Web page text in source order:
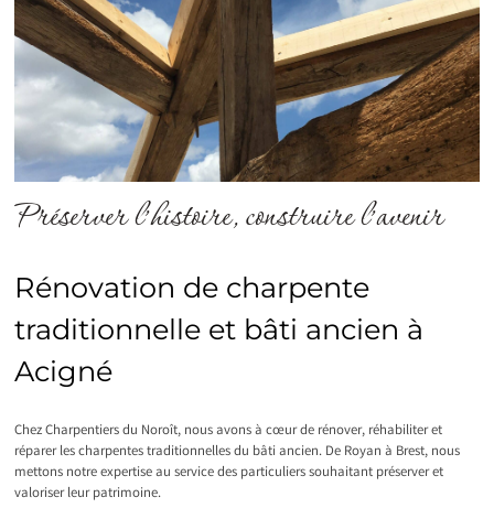
Préserver l’histoire, construire l’avenir
Rénovation de charpente
traditionnelle et bâti ancien à
Acigné
Chez Charpentiers du Noroît, nous avons à cœur de rénover, réhabiliter et
réparer les charpentes traditionnelles du bâti ancien. De Royan à Brest, nous
mettons notre expertise au service des particuliers souhaitant préserver et
valoriser leur patrimoine.